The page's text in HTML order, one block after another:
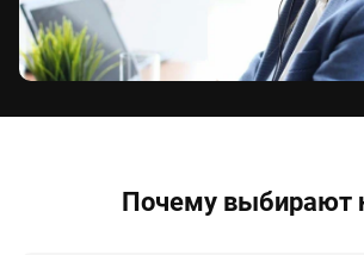
Почему выбирают